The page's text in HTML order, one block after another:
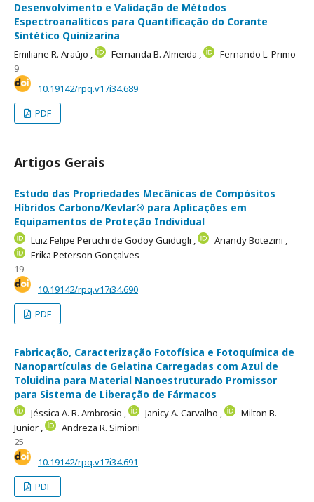
Desenvolvimento e Validação de Métodos
Espectroanalíticos para Quantificação do Corante
Sintético Quinizarina
Emiliane R. Araújo , Fernanda B. Almeida ,
Fernando L. Primo
9
10.19142/rpq.v17i34.689
PDF
Artigos Gerais
Estudo das Propriedades Mecânicas de Compósitos
Híbridos Carbono/Kevlar® para Aplicações em
Equipamentos de Proteção Individual
Luiz Felipe Peruchi de Godoy Guidugli ,
Ariandy Botezini ,
Erika Peterson Gonçalves
19
10.19142/rpq.v17i34.690
PDF
Fabricação, Caracterização Fotofísica e Fotoquímica de
Nanopartículas de Gelatina Carregadas com Azul de
Toluidina para Material Nanoestruturado Promissor
para Sistema de Liberação de Fármacos
Jéssica A. R. Ambrosio , Janicy A. Carvalho ,
Milton B.
Junior ,
Andreza R. Simioni
25
10.19142/rpq.v17i34.691
PDF